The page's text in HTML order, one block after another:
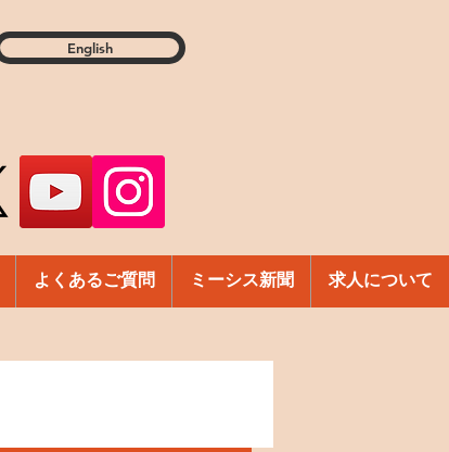
English
よくあるご質問 ミーシス新聞 求人について